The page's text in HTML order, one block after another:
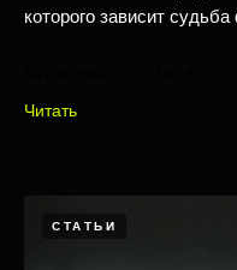
которого зависит
Читать
СТАТЬИ